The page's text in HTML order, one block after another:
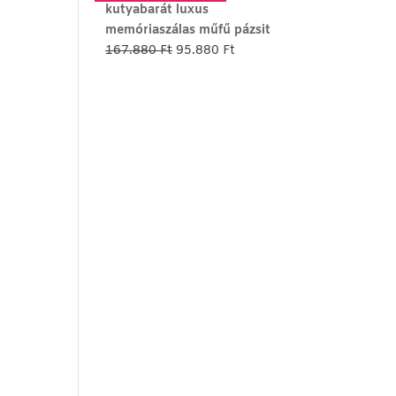
kutyabarát luxus
memóriaszálas műfű pázsit
167.880Ft Original
95.880 Ft